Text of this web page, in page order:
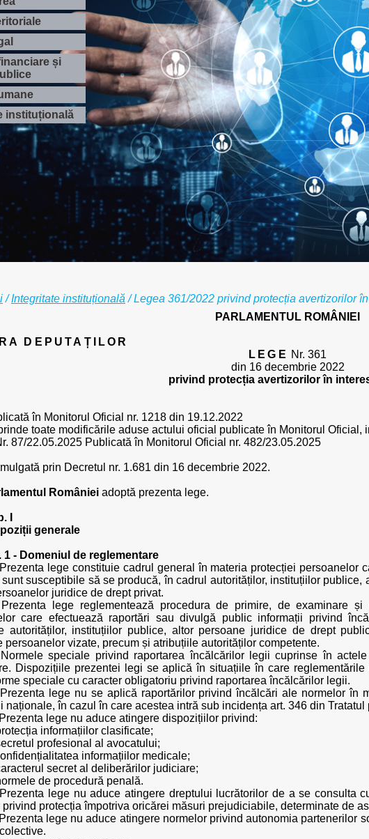
și
instituțională
/Integritate instituțională / Legea 361/2022 privind protecția avertizorilor
PARLAMENTUL ROMÂNIEI
DEPUTAȚILOR
LEGE Nr. 361
din 16 decembrie 2022
privind protecția avertizorilor în
în Monitorul Oficial nr. 1218 din 19.12.2022
toate modificările aduse actului oficial publicate în Monitorul Oficial,
87/22.05.2025 Publicată în Monitorul Oficial nr. 482/23.05.2025
prin Decretul nr. 1.681 din 16 decembrie 2022.
Românieiadoptă prezenta lege.
I
generale
1 - Domeniul de reglementare
lege constituie cadrul general în materia protecției persoanelor
susceptibile să se producă, în cadrul autorităților, instituțiilor
juridice de drept privat.
lege reglementează procedura de primire, de examinare
care efectuează raportări sau divulgă public informații privind
autorităților, instituțiilor publice, altor persoane juridice de drept
persoanelor vizate, precum și atribuțiile autorităților competente.
speciale privind raportarea încălcărilor legii cuprinse în
Dispozițiile prezentei legi se aplică în situațiile în care
speciale cu caracter obligatoriu privind raportarea încălcărilor legii.
lege nu se aplică raportărilor privind încălcări ale normelor în
naționale, în cazul în care acestea intră sub incidența art. 346 din
lege nu aduce atingere dispozițiilor privind:
informațiilor clasificate;
profesional al avocatului;
informațiilor medicale;
secret al deliberărilor judiciare;
de procedură penală.
lege nu aduce atingere dreptului lucrătorilor de a se consulta
privind protecția împotriva oricărei măsuri prejudiciabile, determinate de
lege nu aduce atingere normelor privind autonomia partenerilor